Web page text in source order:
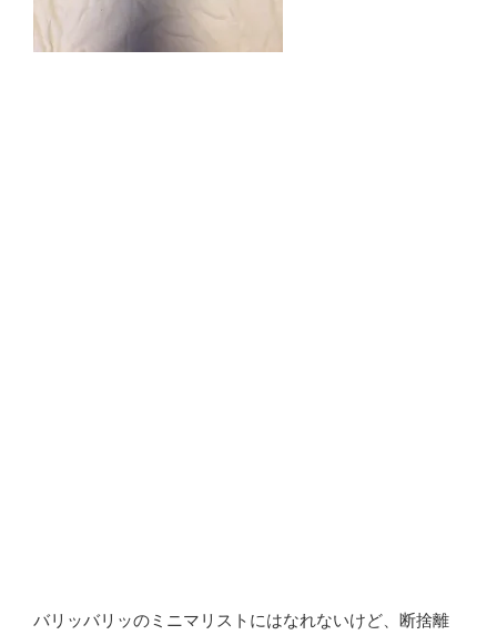
バリッバリッのミニマリストにはなれないけど、断捨離